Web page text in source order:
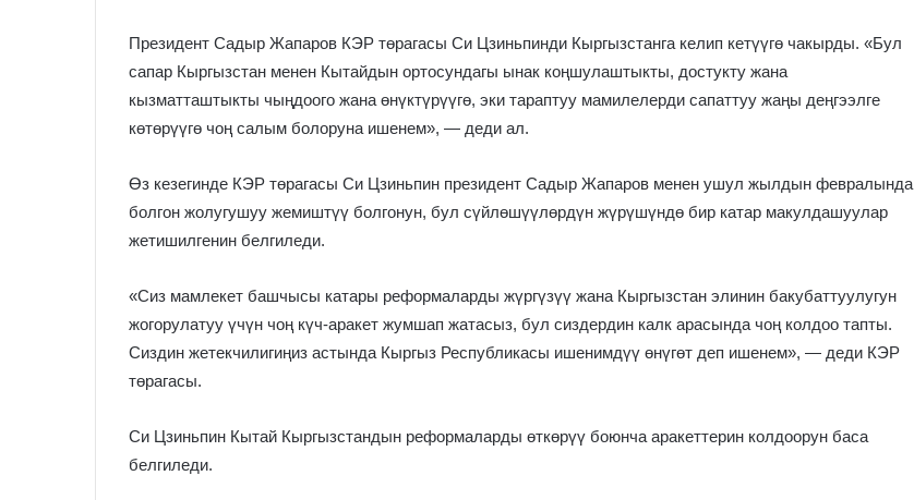
Президент Садыр Жапаров КЭР төрагасы Си Цзиньпинди Кыргызстанга келип кетүүгө чакырды. «Бул
сапар Кыргызстан менен Кытайдын ортосундагы ынак коңшулаштыкты, достукту жана
кызматташтыкты чыңдоого жана өнүктүрүүгө, эки тараптуу мамилелерди сапаттуу жаңы деңгээлге
көтөрүүгө чоң салым болоруна ишенем», — деди ал.
Өз кезегинде КЭР төрагасы Си Цзиньпин президент Садыр Жапаров менен ушул жылдын февралында
болгон жолугушуу жемиштүү болгонун, бул сүйлөшүүлөрдүн жүрүшүндө бир катар макулдашуулар
жетишилгенин белгиледи.
«Сиз мамлекет башчысы катары реформаларды жүргүзүү жана Кыргызстан элинин бакубаттуулугун
жогорулатуу үчүн чоң күч-аракет жумшап жатасыз, бул сиздердин калк арасында чоң колдоо тапты.
Сиздин жетекчилигиңиз астында Кыргыз Республикасы ишенимдүү өнүгөт деп ишенем», — деди КЭР
төрагасы.
Си Цзиньпин Кытай Кыргызстандын реформаларды өткөрүү боюнча аракеттерин колдоорун баса
белгиледи.